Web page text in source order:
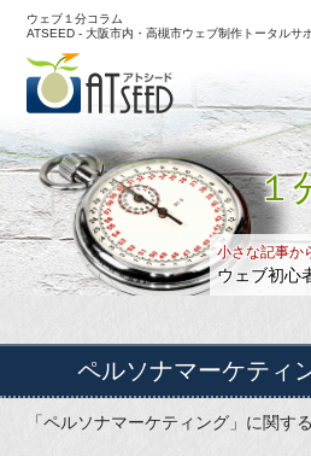
ウェブ１分コラム
ATSEED - 大阪市内・高槻市ウェブ制作トータルサ
１
小さな記事か
ウェブ初心
ペルソナマーケティ
「ペルソナマーケティング」に関す